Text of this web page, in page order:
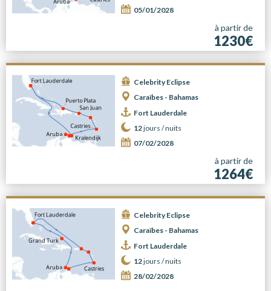
05/01/2028
à partir de
1230€
Celebrity Eclipse
Caraïbes - Bahamas
Fort Lauderdale
12jours /nuits
07/02/2028
à partir de
1264€
Celebrity Eclipse
Caraïbes - Bahamas
Fort Lauderdale
12jours /nuits
28/02/2028